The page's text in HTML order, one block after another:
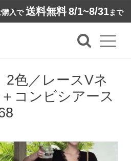
購入で 送料無料8/1~8/31まで
2色／レースVネ
コンビシアース